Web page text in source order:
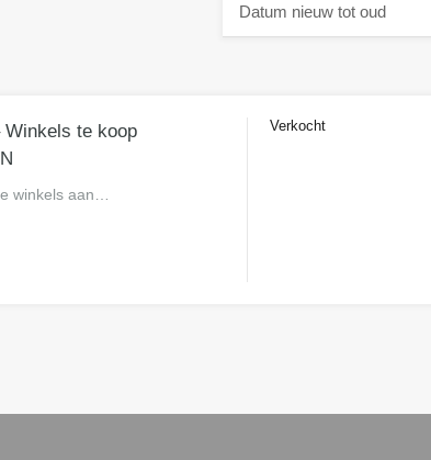
Datum nieuw tot oud
Winkels te koop
winkels aan…
Verkocht